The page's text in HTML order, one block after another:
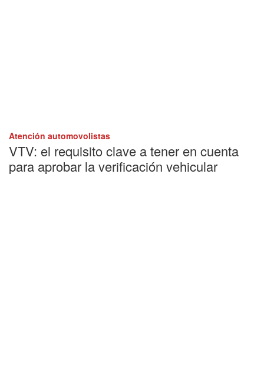
Atención automovolistas
VTV: el requisito clave a tener en cuenta
para aprobar la verificación vehicular